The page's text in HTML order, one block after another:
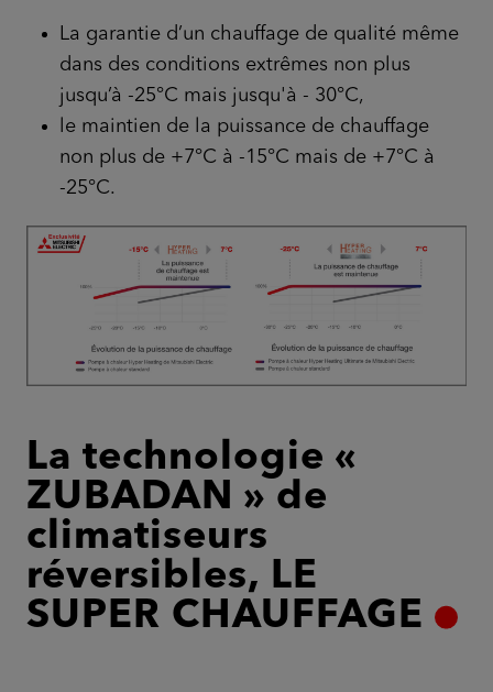
La garantie d’un chauffage de qualité même
dans des conditions extrêmes non plus
jusqu’à -25°C mais jusqu'à - 30°C,
le maintien de la puissance de chauffage
non plus de +7°C à -15°C mais de +7°C à
-25°C.
La technologie «
ZUBADAN » de
climatiseurs
réversibles, LE
SUPER CHAUFFAGE